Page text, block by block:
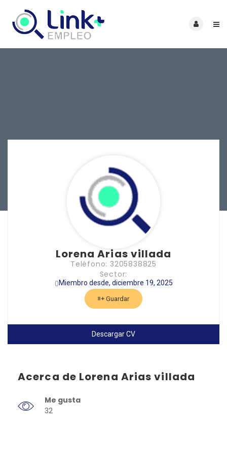
Lorena Arias villada
Teléfono: 3205838825
Sector:
0Miembro desde, diciembre 19, 2025
Guardar
Descargar CV
Acerca de Lorena Arias villada
Me gusta
32